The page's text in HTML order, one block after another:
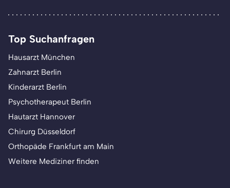
Top Suchanfragen
Hausarzt München
Zahnarzt Berlin
Kinderarzt Berlin
Psychotherapeut Berlin
Hautarzt Hannover
Chirurg Düsseldorf
Orthopäde Frankfurt am Main
Weitere Mediziner finden